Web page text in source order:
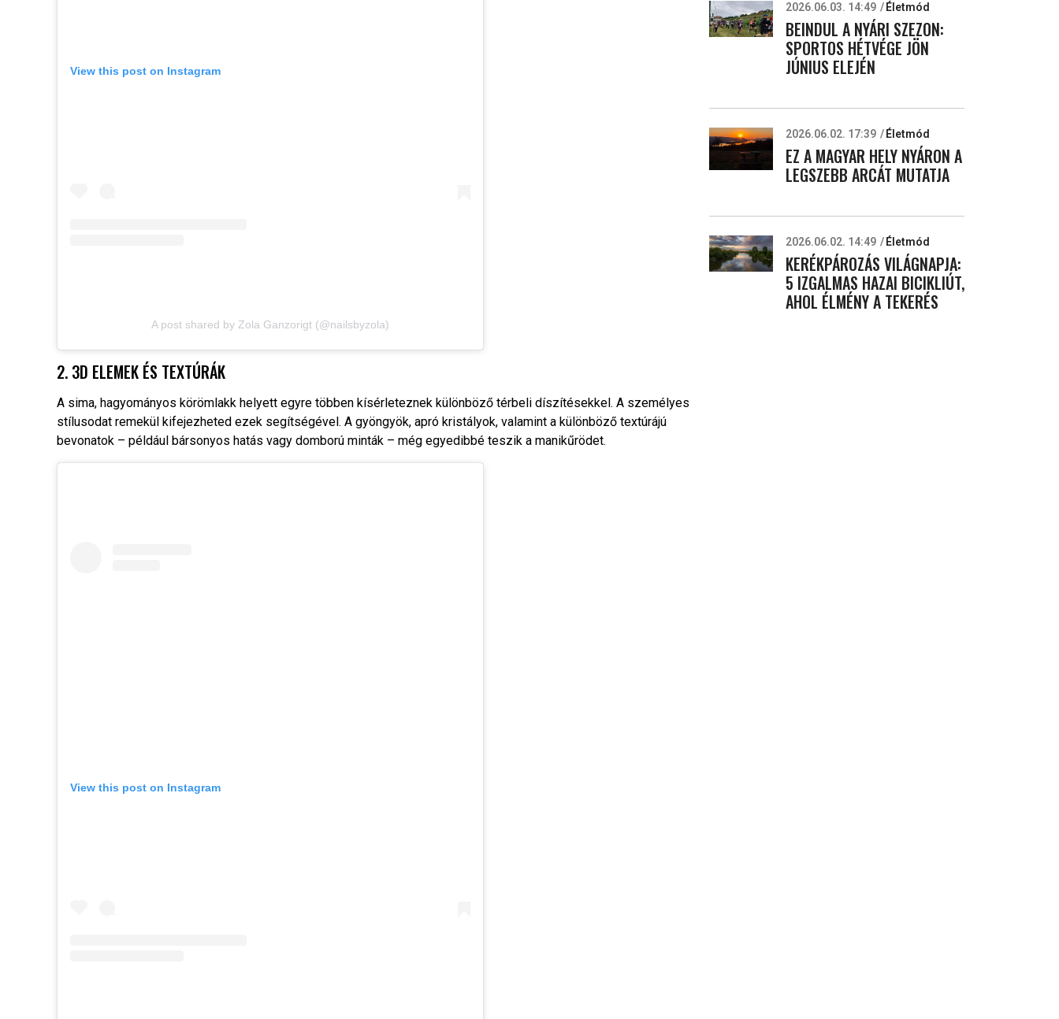
View this post on Instagram
A post shared by Zola Ganzorigt (@nailsbyzola)
2. 3D ELEMEK ÉS TEXTÚRÁK
A sima, hagyományos körömlakk helyett egyre többen kísérleteznek különböző térbeli díszítésekkel. A személyes
stílusodat remekül kifejezheted ezek segítségével. A gyöngyök, apró kristályok, valamint a különböző textúrájú
bevonatok – például bársonyos hatás vagy domború minták – még egyedibbé teszik a manikűrödet.
View this post on Instagram
2026.06.03. 14:49 Életmód
BEINDUL A NYÁRI SZEZON:
SPORTOS HÉTVÉGE JÖN
JÚNIUS ELEJÉN
2026.06.02. 17:39 Életmód
EZ A MAGYAR HELY NYÁRON A
LEGSZEBB ARCÁT MUTATJA
2026.06.02. 14:49 Életmód
KERÉKPÁROZÁS VILÁGNAPJA:
5 IZGALMAS HAZAI BICIKLIÚT,
AHOL ÉLMÉNY A TEKERÉS